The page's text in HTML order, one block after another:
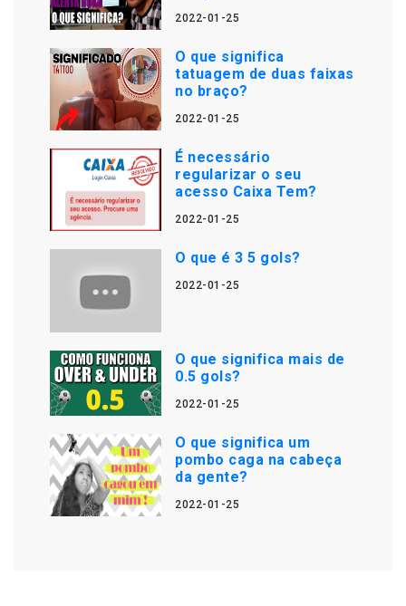
2022-01-25
O que significa
tatuagem de duas faixas
no braço?
2022-01-25
É necessário
regularizar o seu
acesso Caixa Tem?
2022-01-25
O que é 3 5 gols?
2022-01-25
O que significa mais de
0.5 gols?
2022-01-25
O que significa um
pombo caga na cabeça
da gente?
2022-01-25